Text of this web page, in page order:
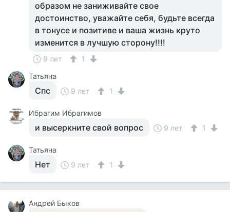
образом не заниживайте свое
достоинство, уважайте себя, будьте всегда
в тонусе и позитиве и ваша жизнь круто
изменится в лучшую сторону!!!!
9 лет
1
Татьяна
Спс 9 лет 1
Ибрагим Ибрагимов
и высеркните свой вопрос 9 лет 1
Татьяна
Нет 9 лет 1
Андрей Быков